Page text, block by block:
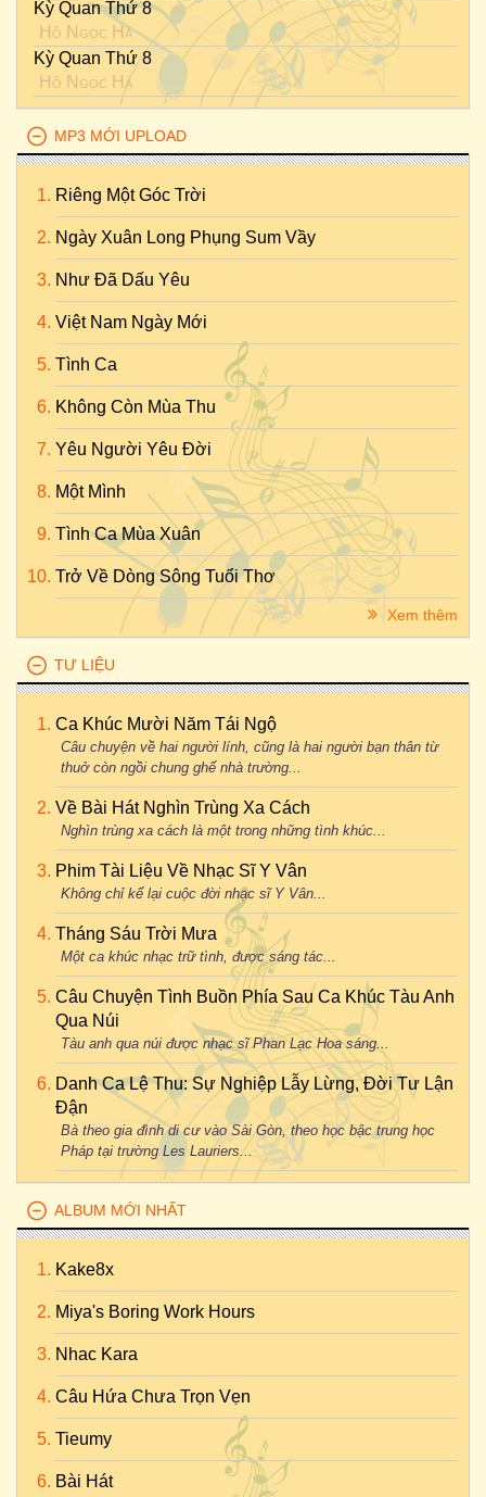
Kỳ Quan Thứ 8
Hồ Ngọc Hà
Kỳ Quan Thứ 8
Hồ Ngọc Hà
MP3 MỚI UPLOAD
Riêng Một Góc Trời
Ngày Xuân Long Phụng Sum Vầy
Như Đã Dấu Yêu
Việt Nam Ngày Mới
Tình Ca
Không Còn Mùa Thu
Yêu Người Yêu Đời
Một Mình
Tình Ca Mùa Xuân
Trở Về Dòng Sông Tuổi Thơ
Xem thêm
TƯ LIỆU
Ca Khúc Mười Năm Tái Ngộ
Câu chuyện về hai người lính, cũng là hai người bạn thân từ
thuở còn ngồi chung ghế nhà trường...
Về Bài Hát Nghìn Trùng Xa Cách
Nghìn trùng xa cách là một trong những tình khúc...
Phim Tài Liệu Về Nhạc Sĩ Y Vân
Không chỉ kể lại cuộc đời nhạc sĩ Y Vân...
Tháng Sáu Trời Mưa
Một ca khúc nhạc trữ tình, được sáng tác...
Câu Chuyện Tình Buồn Phía Sau Ca Khúc Tàu Anh
Qua Núi
Tàu anh qua núi được nhạc sĩ Phan Lạc Hoa sáng...
Danh Ca Lệ Thu: Sự Nghiệp Lẫy Lừng, Đời Tư Lận
Đận
Bà theo gia đình di cư vào Sài Gòn, theo học bậc trung học
Pháp tại trường Les Lauriers...
ALBUM MỚI NHẤT
Kake8x
Miya's Boring Work Hours
Nhac Kara
Câu Hứa Chưa Trọn Vẹn
Tieumy
Bài Hát